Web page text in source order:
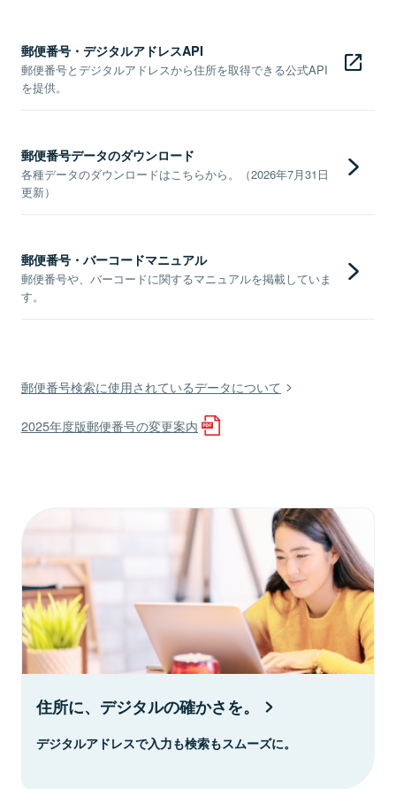
郵便番号・デジタルアドレスAPI
郵便番号とデジタルアドレスから住所を取得できる公式API
を提供。
郵便番号データのダウンロード
各種データのダウンロードはこちらから。（2026年7月31日
更新）
郵便番号・バーコードマニュアル
郵便番号や、バーコードに関するマニュアルを掲載していま
す。
郵便番号検索に使用されているデータについて
2025年度版郵便番号の変更案内
住所に、デジタルの確かさを。
デジタルアドレスで入力も検索もスムーズに。